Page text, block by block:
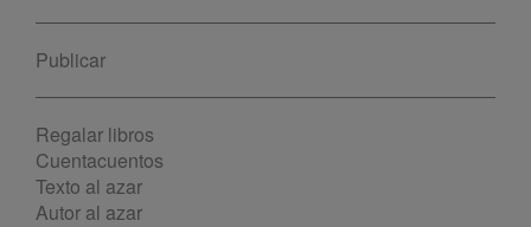
Publicar
Regalar libros
Cuentacuentos
Texto al azar
Autor al azar